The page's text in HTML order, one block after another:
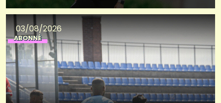
03/08/2026
ABONNÉ